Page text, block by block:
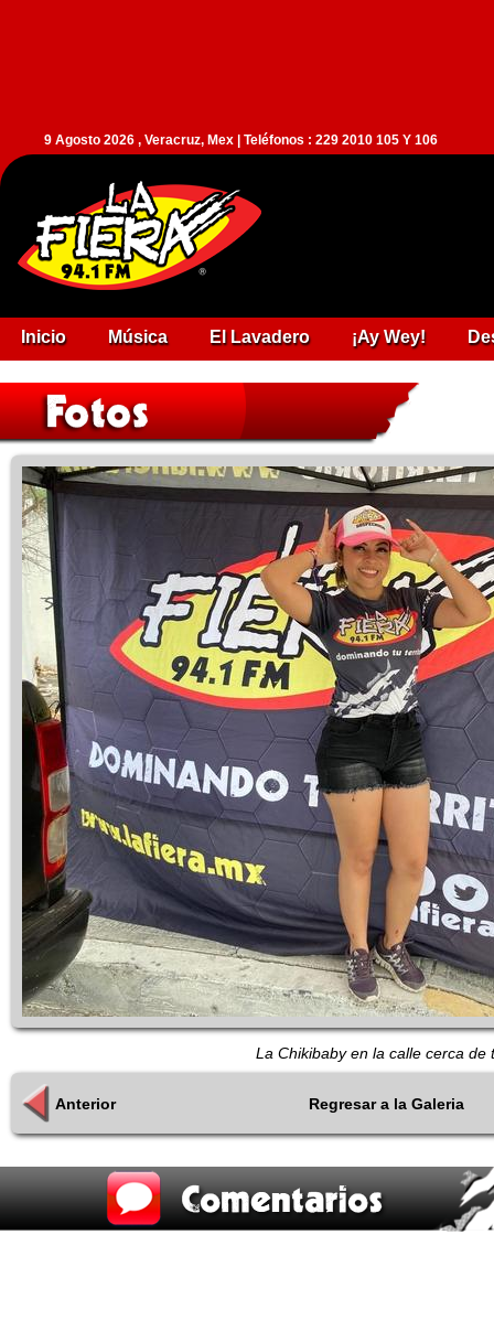
9 Agosto 2026 , Veracruz, Mex | Teléfonos : 229 2010 105 Y 106
Inicio Música El Lavadero ¡Ay Wey!
La Chikibaby en la calle cerca de
Anterior Regresar a la Galeria